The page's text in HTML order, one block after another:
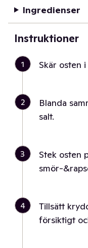
Ingredienser
Instruktioner
1 Skär osten
2
Blanda
salt.
3
Stek osten
smör-
4
Tillsätt
försiktigt